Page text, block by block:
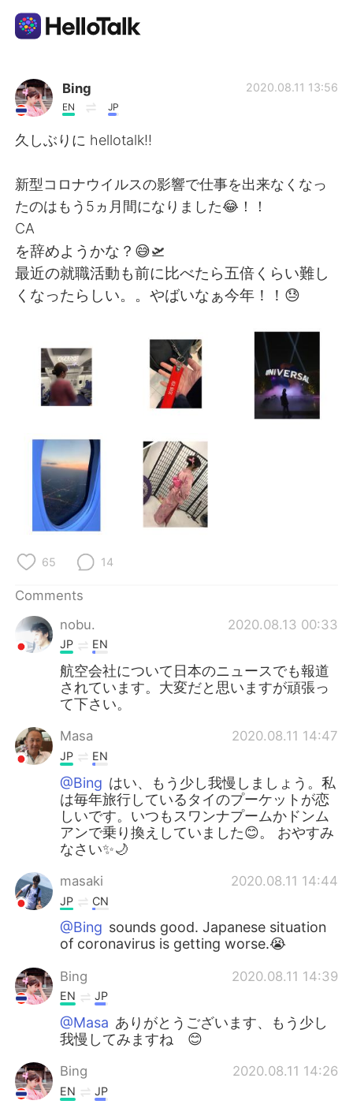
Language Exchange App
AI Grammar Checker
Español العربية
日本語 한국어
Русский ไทย
Indonesia
Türkçe Tiếng Việt
Português
Bing
EN JP
2020.08.11 13:56
久しぶりに hellotalk!!
新型コロナウイルスの影響で仕事を出来なくなっ
たのはもう5ヵ月間になりました😂！！
CA
を辞めようかな？😅🛫
最近の就職活動も前に比べたら五倍くらい難し
くなったらしい。。やばいなぁ今年！！😓
65 14
Comments
nobu.
2020.08.13 00:33
JP EN
航空会社について日本のニュースでも報道
されています。大変だと思いますが頑張っ
て下さい。
Masa 2020.08.11 14:47
JP EN
@Bing はい、もう少し我慢しましょう。私
は毎年旅行しているタイのプーケットが恋
しいです。いつもスワンナプームかドンム
アンで乗り換えしていました😊。 おやすみ
なさい✨🌙
masaki 2020.08.11 14:44
JP CN
@Bing sounds good. Japanese situation
of coronavirus is getting worse.😭
Bing 2020.08.11 14:39
EN JP
@Masa ありがとうございます、もう少し
我慢してみますね 😊
Bing 2020.08.11 14:26
EN JP